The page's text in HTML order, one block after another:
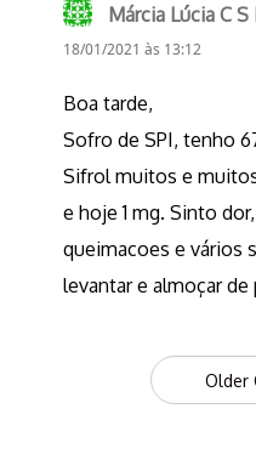
Márcia Lúcia C
18/01/2021 às 13:12
Boa tarde,
Sofro de SPI, tenho
Sifrol muitos e
e hoje 1 mg. Sinto
queimacoes e vários
levantar e almoçar de
Comment
navigation
Older